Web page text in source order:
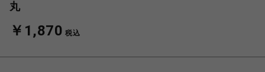
丸
￥1,870 税込